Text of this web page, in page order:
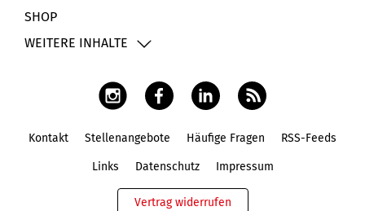
SHOP
WEITERE INHALTE
Kontakt Stellenangebote Häufige Fragen RSS-Feeds
Links Datenschutz Impressum
Vertrag widerrufen